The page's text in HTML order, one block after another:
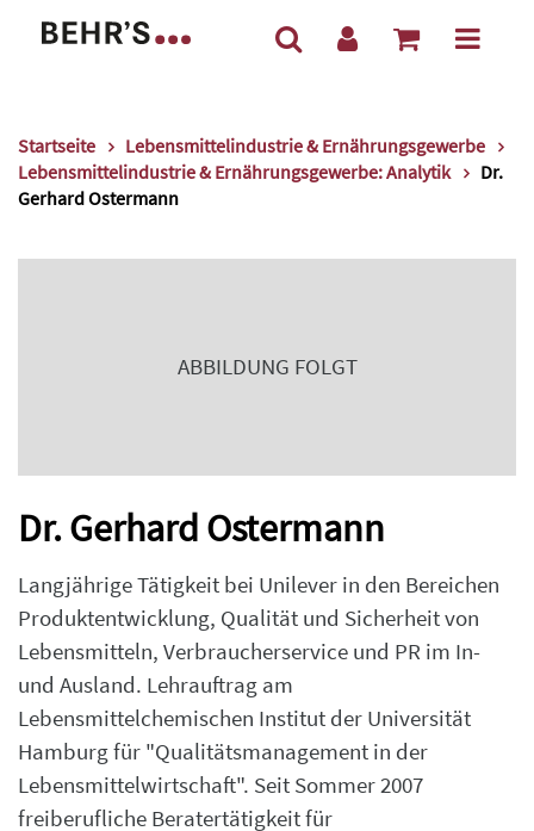
Startseite
Lebensmittelindustrie & Ernährungsgewerbe
Lebensmittelindustrie & Ernährungsgewerbe: Analytik
Dr.
Gerhard Ostermann
ABBILDUNG FOLGT
Dr. Gerhard Ostermann
Langjährige Tätigkeit bei Unilever in den Bereichen
Produktentwicklung, Qualität und Sicherheit von
Lebensmitteln, Verbraucherservice und PR im In-
und Ausland. Lehrauftrag am
Lebensmittelchemischen Institut der Universität
Hamburg für "Qualitätsmanagement in der
Lebensmittelwirtschaft". Seit Sommer 2007
freiberufliche Beratertätigkeit für